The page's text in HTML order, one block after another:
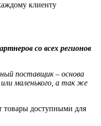
клиенту
со всех регионов
поставщик – основа
маленького, а так же
товары доступными для